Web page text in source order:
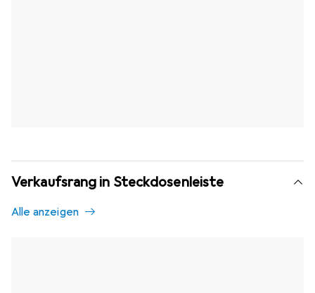
Verkaufsrang in Steckdosenleiste
Alle anzeigen